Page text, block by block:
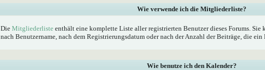
Wie verwende ich die Mitgliederliste?
Die Mitgliederliste enthält eine komplette Liste aller registrierten Benutzer dieses Forums.
nach Benutzername, nach dem Registrierungsdatum oder nach der Anzahl der Beiträge, die
Wie benutze ich den Kalender?